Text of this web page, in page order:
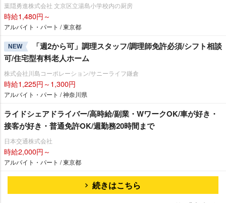
葉隠勇進株式会社 文京区立湯島小学校内の厨房
時給1,480円～
アルバイト・パート / 東京都
NEW
「週2から可」調理スタッフ/調理師免許必須/シフト相談
可/住宅型有料老人ホーム
株式会社川島コーポレーション/サニーライフ鎌倉
時給1,225円～1,300円
アルバイト・パート / 神奈川県
ライドシェアドライバー/高時給/副業・WワークOK/車が好き・
接客が好き・普通免許OK/週勤務20時間まで
日本交通株式会社
時給2,000円～
アルバイト・パート / 東京都
続きはこちら